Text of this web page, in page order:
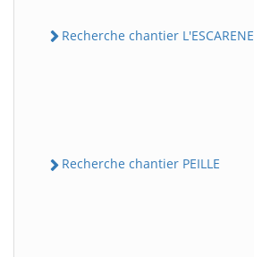
Recherche chantier L'ESCARENE
Recherche chantier PEILLE